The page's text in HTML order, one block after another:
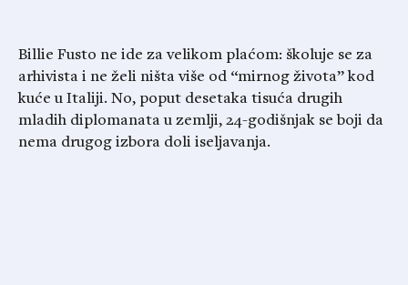
Billie Fusto ne ide za velikom plaćom: školuje se za
arhivista i ne želi ništa više od “mirnog života” kod
kuće u Italiji. No, poput desetaka tisuća drugih
mladih diplomanata u zemlji, 24-godišnjak se boji da
nema drugog izbora doli iseljavanja.